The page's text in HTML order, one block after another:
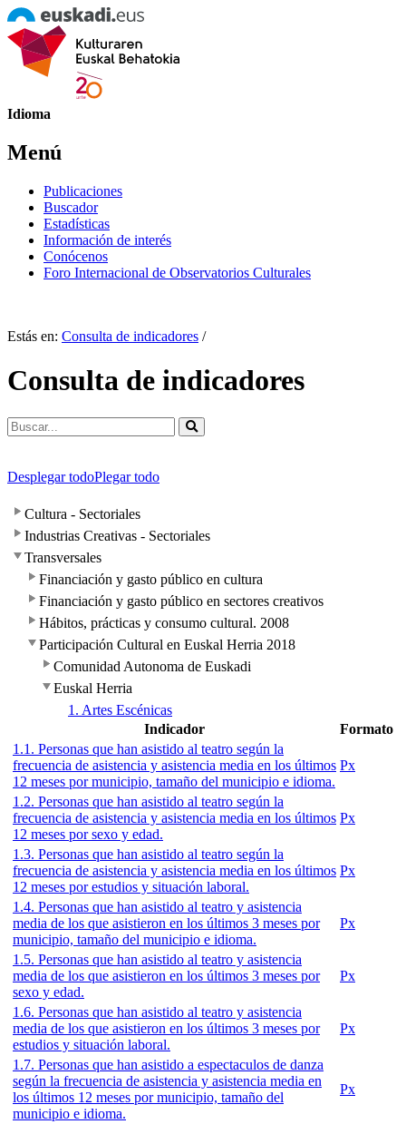
Idioma
Menú
Publicaciones
Buscador
Estadísticas
Información de interés
Conócenos
Foro Internacional de Observatorios Culturales
Estás en: Consulta de indicadores /
Consulta de indicadores
Desplegar todoPlegar todo
Cultura - Sectoriales
Industrias Creativas - Sectoriales
Transversales
Financiación y gasto público en cultura
Financiación y gasto público en sectores creativos
Hábitos, prácticas y consumo cultural. 2008
Participación Cultural en Euskal Herria 2018
Comunidad Autonoma de Euskadi
Euskal Herria
1. Artes Escénicas
Indicador
Formato
1.1. Personas que han asistido al teatro según la
frecuencia de asistencia y asistencia media en los últimos
12 meses por municipio, tamaño del municipio e idioma.
Px
1.2. Personas que han asistido al teatro según la
frecuencia de asistencia y asistencia media en los últimos
12 meses por sexo y edad.
Px
1.3. Personas que han asistido al teatro según la
frecuencia de asistencia y asistencia media en los últimos
12 meses por estudios y situación laboral.
Px
1.4. Personas que han asistido al teatro y asistencia
media de los que asistieron en los últimos 3 meses por
municipio, tamaño del municipio e idioma.
Px
1.5. Personas que han asistido al teatro y asistencia
media de los que asistieron en los últimos 3 meses por
sexo y edad.
Px
1.6. Personas que han asistido al teatro y asistencia
media de los que asistieron en los últimos 3 meses por
estudios y situación laboral.
Px
1.7. Personas que han asistido a espectaculos de danza
según la frecuencia de asistencia y asistencia media en
los últimos 12 meses por municipio, tamaño del
municipio e idioma.
Px